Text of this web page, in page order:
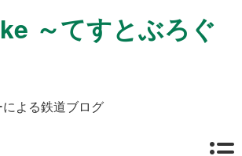
～てすとぶろぐ
による鉄道ブログ